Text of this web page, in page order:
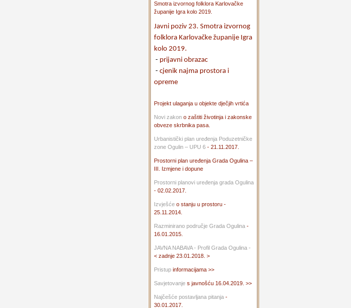
Smotra izvornog folklora Karlovačke
županije Igra kolo 2019.
Javni poziv 23. Smotra izvornog
folklora Karlovačke županije Igra
kolo 2019.
- prijavni obrazac
- cjenik najma prostora i
opreme
Projekt ulaganja u objekte dječjih vrtića
Novi zakon o zaštiti životinja i zakonske
obveze skrbnika pasa.
Urbanistički plan uređenja Poduzetničke
zone Ogulin – UPU 6 - 21.11.2017.
Prostorni plan uređenja Grada Ogulina –
III. Izmjene i dopune
Prostorni planovi uređenja grada Ogulina
- 02.02.2017.
Izvješće o stanju u prostoru -
25.11.2014.
Razminirano područje Grada Ogulina -
16.01.2015.
JAVNA NABAVA - Profil Grada Ogulina -
< zadnje 23.01.2018. >
Pristup informacijama >>
Savjetovanje s javnošću 16.04.2019. >>
Najčešće postavljana pitanja -
30.01.2017.